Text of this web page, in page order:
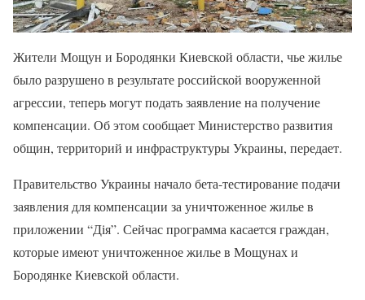
Жители Мощун и Бородянки Киевской области, чье жилье
было разрушено в результате российской вооруженной
агрессии, теперь могут подать заявление на получение
компенсации. Об этом сообщает Министерство развития
общин, территорий и инфраструктуры Украины, передает.
Правительство Украины начало бета-тестирование подачи
заявления для компенсации за уничтоженное жилье в
приложении “Дія”. Сейчас программа касается граждан,
которые имеют уничтоженное жилье в Мощунах и
Бородянке Киевской области.